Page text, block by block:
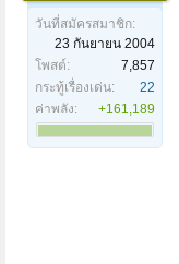
วันที่สมัครสมาชิก:
23 กันยายน 2004
โพสต์:
7,857
กระทู้เรื่องเด่น:
22
ค่าพลัง:
+161,189